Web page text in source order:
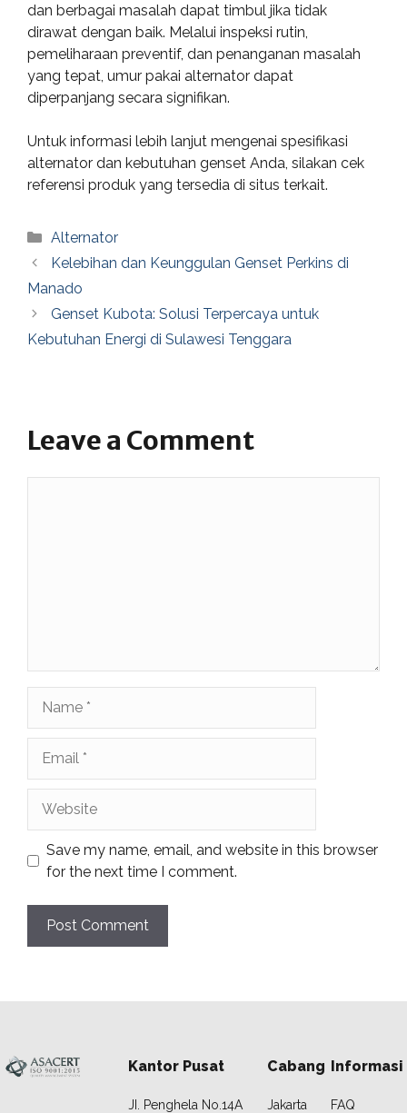
dan berbagai masalah dapat timbul jika tidak
dirawat dengan baik. Melalui inspeksi rutin,
pemeliharaan preventif, dan penanganan masalah
yang tepat, umur pakai alternator dapat
diperpanjang secara signifikan.
Untuk informasi lebih lanjut mengenai spesifikasi
alternator dan kebutuhan genset Anda, silakan cek
referensi produk yang tersedia di situs terkait.
Categories
Alternator
Kelebihan dan Keunggulan Genset Perkins di
Manado
Genset Kubota: Solusi Terpercaya untuk
Kebutuhan Energi di Sulawesi Tenggara
Leave a Comment
Save my name, email, and website in this browser
for the next time I comment.
Kantor Pusat
JI. Penghela No.14A
Cabang
Jakarta
Informasi
FAQ